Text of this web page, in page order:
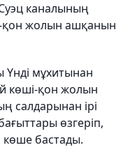
Суэц каналының
қон жолын ашқанын
мұхитынан
көші-қон жолын
салдарынан ірі
өзгеріп,
бастады.